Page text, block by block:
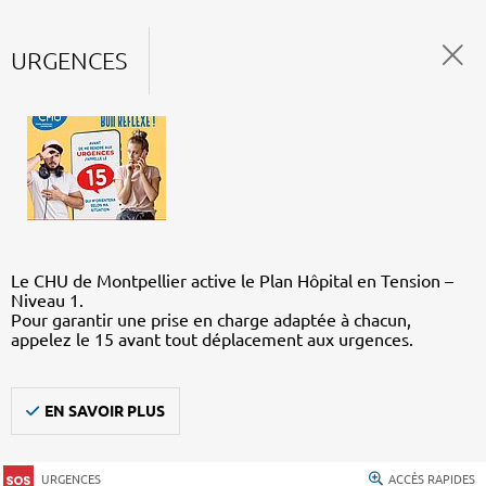
URGENCES
Le CHU de Montpellier active le Plan Hôpital en Tension –
Niveau 1.
Pour garantir une prise en charge adaptée à chacun,
appelez le 15 avant tout déplacement aux urgences.
EN SAVOIR PLUS
URGENCES ACCÈS RAPIDES